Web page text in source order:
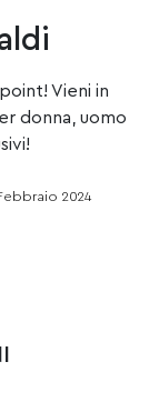
Vieni in
donna, uomo
2024